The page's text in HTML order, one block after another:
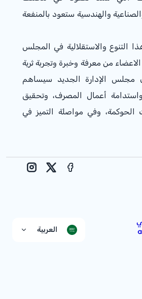
والهندسية ستعود بالمنفعة
والاستقلالية في المجلس
الاعضاء من معرفة وخبرة وتجربة ثرية
مجلس الإدارة الجديد سيساهم
أعمال المصرف، وتحقيق
الحوكمة، وفي مواصلة التميز في
Facebook
X
العربية